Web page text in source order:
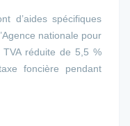
d’aides spécifiques
nationale pour
réduite de 5,5 %
foncière pendant